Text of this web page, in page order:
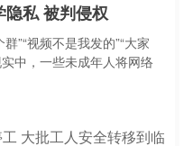
隐私 被判侵权
”“视频不是我发的”“大家
中，一些未成年人将网络